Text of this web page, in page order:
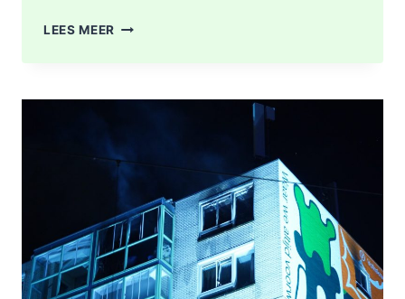
LEES MEER POLITIE
STEEKINCIDENT
KAREL
DOORMANSTRAAT
ROTTERDAM